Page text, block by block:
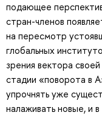
подающее
стран-членов
на пересмотр
глобальных
зрения вектора
стадии «поворота в
упрочнять уже
налаживать новые, и